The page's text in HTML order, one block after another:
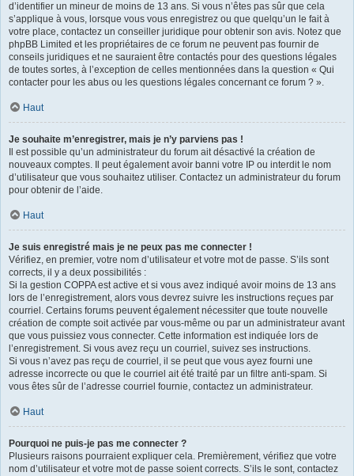
d’identifier un mineur de moins de 13 ans. Si vous n’êtes pas sûr que cela
s’applique à vous, lorsque vous vous enregistrez ou que quelqu’un le fait à
votre place, contactez un conseiller juridique pour obtenir son avis. Notez que
phpBB Limited et les propriétaires de ce forum ne peuvent pas fournir de
conseils juridiques et ne sauraient être contactés pour des questions légales
de toutes sortes, à l’exception de celles mentionnées dans la question « Qui
contacter pour les abus ou les questions légales concernant ce forum ? ».
Haut
Je souhaite m’enregistrer, mais je n’y parviens pas !
Il est possible qu’un administrateur du forum ait désactivé la création de
nouveaux comptes. Il peut également avoir banni votre IP ou interdit le nom
d’utilisateur que vous souhaitez utiliser. Contactez un administrateur du forum
pour obtenir de l’aide.
Haut
Je suis enregistré mais je ne peux pas me connecter !
Vérifiez, en premier, votre nom d’utilisateur et votre mot de passe. S’ils sont
corrects, il y a deux possibilités :
Si la gestion COPPA est active et si vous avez indiqué avoir moins de 13 ans
lors de l’enregistrement, alors vous devrez suivre les instructions reçues par
courriel. Certains forums peuvent également nécessiter que toute nouvelle
création de compte soit activée par vous-même ou par un administrateur avant
que vous puissiez vous connecter. Cette information est indiquée lors de
l’enregistrement. Si vous avez reçu un courriel, suivez ses instructions.
Si vous n’avez pas reçu de courriel, il se peut que vous ayez fourni une
adresse incorrecte ou que le courriel ait été traité par un filtre anti-spam. Si
vous êtes sûr de l’adresse courriel fournie, contactez un administrateur.
Haut
Pourquoi ne puis-je pas me connecter ?
Plusieurs raisons pourraient expliquer cela. Premièrement, vérifiez que votre
nom d’utilisateur et votre mot de passe soient corrects. S’ils le sont, contactez